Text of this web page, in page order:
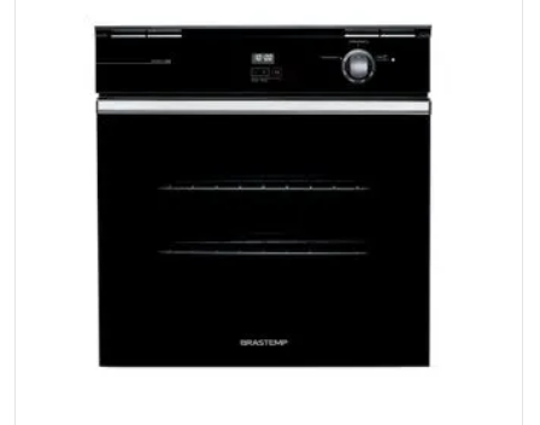
Solicitar instalação
Solicitar conversão de fogão